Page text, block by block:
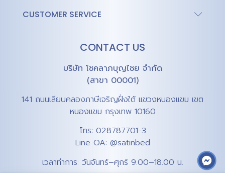
CUSTOMER SERVICE
CONTACT US
บริษัท โชคลาภบุญไชย จำกัด
(สาขา 00001)
141 ถนนเลียบคลองภาษีเจริญฝั่งใต้ แขวงหนองแขม เขต
หนองแขม กรุงเทพ 10160
โทร: 028787701-3
Line OA: @satinbed
เวลาทำการ: วันจันทร์–ศุกร์ 9.00–18.00 น.